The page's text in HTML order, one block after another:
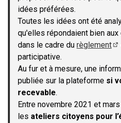
idées préférées.
Toutes les idées ont été
qu'elles répondaient bien
dans le cadre du règlement
participative.
Au fur et à mesure, une
publiée sur la plateforme si
recevable.
Entre novembre 2021 et
les ateliers citoyens pour